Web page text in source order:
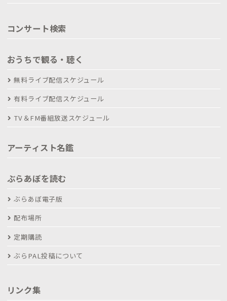
コンサート検索
おうちで観る・聴く
無料ライブ配信スケジュール
有料ライブ配信スケジュール
TV＆FM番組放送スケジュール
アーティスト名鑑
ぶらあぼを読む
ぶらあぼ電子版
配布場所
定期購読
ぶらPAL投稿について
リンク集